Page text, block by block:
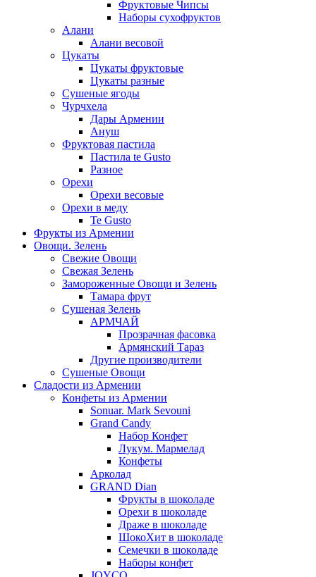
Фруктовые Чипсы
Наборы сухофруктов
Алани
Алани весовой
Цукаты
Цукаты фруктовые
Цукаты разные
Сушеные ягоды
Чурчхела
Дары Армении
Ануш
Фруктовая пастила
Пастила te Gusto
Разное
Орехи
Орехи весовые
Орехи в меду
Te Gusto
Фрукты из Армении
Овощи. Зелень
Свежие Овощи
Свежая Зелень
Замороженные Овощи и Зелень
Тамара фрут
Сушеная Зелень
АРМЧАЙ
Прозрачная фасовка
Армянский Тараз
Другие производители
Сушеные Овощи
Сладости из Армении
Конфеты из Армении
Sonuar. Mark Sevouni
Grand Candy
Набор Конфет
Лукум. Мармелад
Конфеты
Арколад
GRAND Dian
Фрукты в шоколаде
Орехи в шоколаде
Драже в шоколаде
ШокоХит в шоколаде
Семечки в шоколаде
Наборы конфет